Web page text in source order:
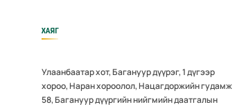
ХАЯГ
Улаанбаатар хот, Багануур дүүрэг, 1 дүгээр
хороо, Наран хороолол, Нацагдоржийн гудамж
58, Багануур дүүргийн нийгмийн даатгалын